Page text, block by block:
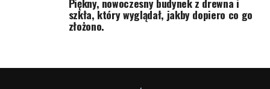
szkła, który wyglądał, jakby dopiero co go
złożono.